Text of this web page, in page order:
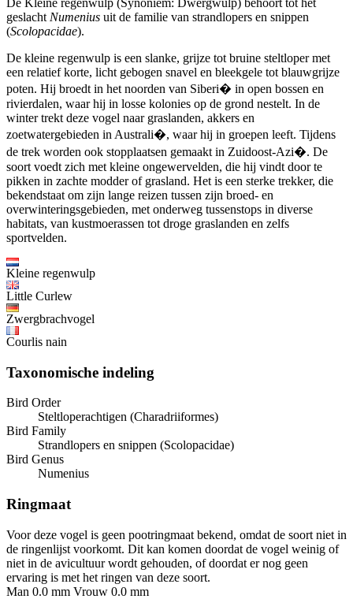
De Kleine regenwulp (Synoniem: Dwergwulp) behoort tot het
geslacht Numenius uit de familie van strandlopers en snippen
(Scolopacidae).
De kleine regenwulp is een slanke, grijze tot bruine steltloper met
een relatief korte, licht gebogen snavel en bleekgele tot blauwgrijze
poten. Hij broedt in het noorden van Siberi� in open bossen en
rivierdalen, waar hij in losse kolonies op de grond nestelt. In de
winter trekt deze vogel naar graslanden, akkers en
zoetwatergebieden in Australi�, waar hij in groepen leeft. Tijdens
de trek worden ook stopplaatsen gemaakt in Zuidoost-Azi�. De
soort voedt zich met kleine ongewervelden, die hij vindt door te
pikken in zachte modder of grasland. Het is een sterke trekker, die
bekendstaat om zijn lange reizen tussen zijn broed- en
overwinteringsgebieden, met onderweg tussenstops in diverse
habitats, van kustmoerassen tot droge graslanden en zelfs
sportvelden.
Kleine regenwulp
Little Curlew
Zwergbrachvogel
Courlis nain
Taxonomische indeling
Bird Order
Steltloperachtigen (Charadriiformes)
Bird Family
Strandlopers en snippen (Scolopacidae)
Bird Genus
Numenius
Ringmaat
Voor deze vogel is geen pootringmaat bekend, omdat de soort niet in
de ringenlijst voorkomt. Dit kan komen doordat de vogel weinig of
niet in de avicultuur wordt gehouden, of doordat er nog geen
ervaring is met het ringen van deze soort.
Man 0.0 mm Vrouw 0.0 mm